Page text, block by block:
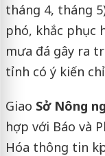
tháng 4, tháng
phó, khắc phục
mưa đá gây ra
tỉnh có ý kiến
Giao Sở Nông
hợp với Báo và
Hóa thông tin